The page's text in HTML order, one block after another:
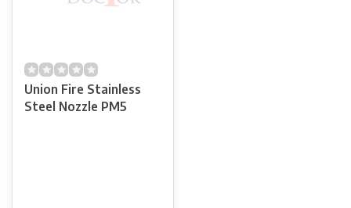
Union Fire Stainless
Steel Nozzle PM5